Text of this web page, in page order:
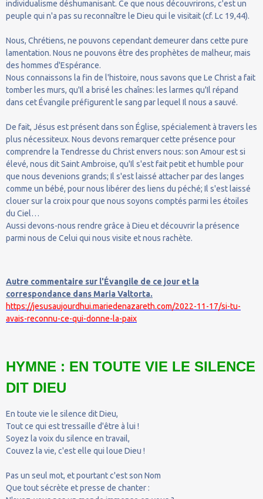
individualisme déshumanisant. Ce que nous découvrirons, c'est un
peuple qui n'a pas su reconnaître le Dieu qui le visitait (cf. Lc 19,44).
Nous, Chrétiens, ne pouvons cependant demeurer dans cette pure
lamentation. Nous ne pouvons être des prophètes de malheur, mais
des hommes d'Espérance.
Nous connaissons la fin de l'histoire, nous savons que Le Christ a fait
tomber les murs, qu'Il a brisé les chaînes: les larmes qu'Il répand
dans cet Évangile préfigurent le sang par lequel Il nous a sauvé.
De fait, Jésus est présent dans son Église, spécialement à travers les
plus nécessiteux. Nous devons remarquer cette présence pour
comprendre la Tendresse du Christ envers nous: son Amour est si
élevé, nous dit Saint Ambroise, qu'Il s'est fait petit et humble pour
que nous devenions grands; Il s'est laissé attacher par des langes
comme un bébé, pour nous libérer des liens du péché; Il s'est laissé
clouer sur la croix pour que nous soyons comptés parmi les étoiles
du Ciel…
Aussi devons-nous rendre grâce à Dieu et découvrir la présence
parmi nous de Celui qui nous visite et nous rachète.
Autre commentaire sur l'Évangile de ce jour et la
correspondance dans Maria Valtorta.
https://jesusaujourdhui.mariedenazareth.com/2022-11-17/si-tu-
avais-reconnu-ce-qui-donne-la-paix
HYMNE : EN TOUTE VIE LE SILENCE
DIT DIEU
En toute vie le silence dit Dieu,
Tout ce qui est tressaille d'être à lui !
Soyez la voix du silence en travail,
Couvez la vie, c'est elle qui loue Dieu !
Pas un seul mot, et pourtant c'est son Nom
Que tout sécrète et presse de chanter :